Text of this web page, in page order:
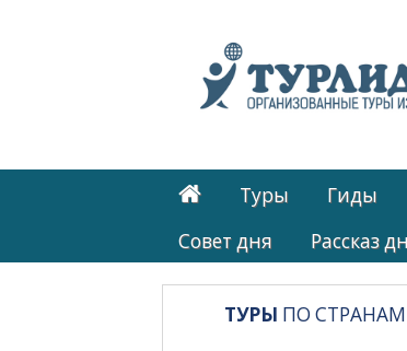
Туры Гиды
Cовет дня
Рассказ
ТУРЫ ПО СТРАНАМ